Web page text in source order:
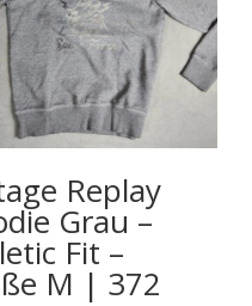
Replay
Grau –
Fit –
M | 372